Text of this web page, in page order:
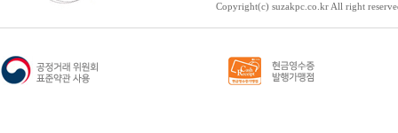
Copyright(c) suzakpc.co.kr All right